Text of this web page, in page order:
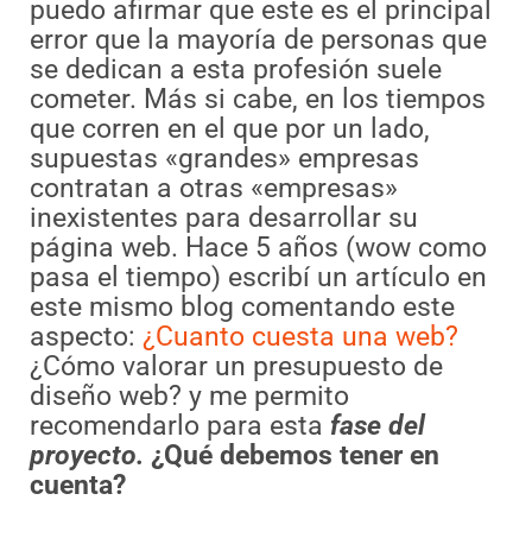
puedo afirmar que este es el principal
error que la mayoría de personas que
se dedican a esta profesión suele
cometer. Más si cabe, en los tiempos
que corren en el que por un lado,
supuestas «grandes» empresas
contratan a otras «empresas»
inexistentes para desarrollar su
página web. Hace 5 años (wow como
pasa el tiempo) escribí un artículo en
este mismo blog comentando este
aspecto: ¿Cuanto cuesta una web?
¿Cómo valorar un presupuesto de
diseño web? y me permito
recomendarlo para esta fase del
proyecto. ¿Qué debemos tener en
cuenta?